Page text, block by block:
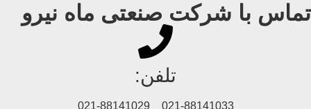
تماس با شرکت صنعتی ماه نیرو
تلفن:
021-88141033 _ 021-88141029